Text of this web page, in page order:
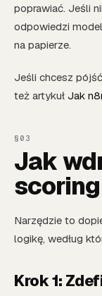
poprawiać. Jeśli
odpowiedzi
na papierze.
Jeśli chcesz
też artykuł Jak
Jak
scoring
Narzędzie to
logikę, według
Krok 1: